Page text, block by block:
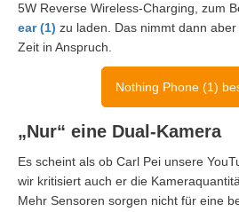
5W Reverse Wireless-Charging, zum
ear (1) zu laden. Das nimmt dann
Zeit in Anspruch.
Nothing Phone (1)
„Nur“ eine Dual-Kamera
Es scheint als ob Carl Pei unsere
wir kritisiert auch er die
Mehr Sensoren sorgen nicht für eine